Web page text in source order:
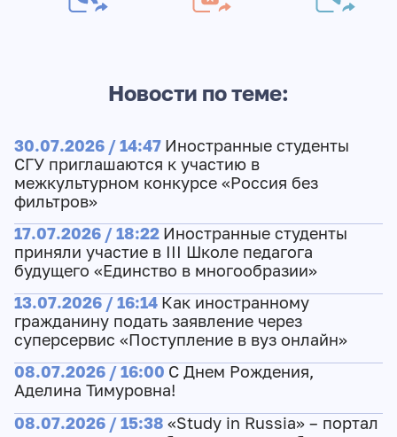
Новости по теме:
30.07.2026 / 14:47 Иностранные студенты
СГУ приглашаются к участию в
межкультурном конкурсе «Россия без
фильтров»
17.07.2026 / 18:22 Иностранные студенты
приняли участие в III Школе педагога
будущего «Единство в многообразии»
13.07.2026 / 16:14 Как иностранному
гражданину подать заявление через
суперсервис «Поступление в вуз онлайн»
08.07.2026 / 16:00 С Днем Рождения,
Аделина Тимуровна!
08.07.2026 / 15:38 «Study in Russia» – портал